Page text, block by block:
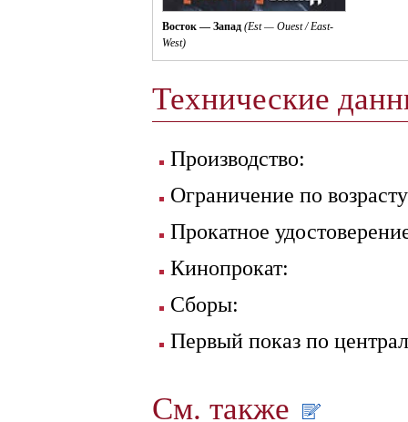
Восток — Запад (Est — Ouest / East-
West)
Технические
Производство:
Ограничение по
Прокатное
Кинопрокат:
Сборы:
Первый показ по
См. также